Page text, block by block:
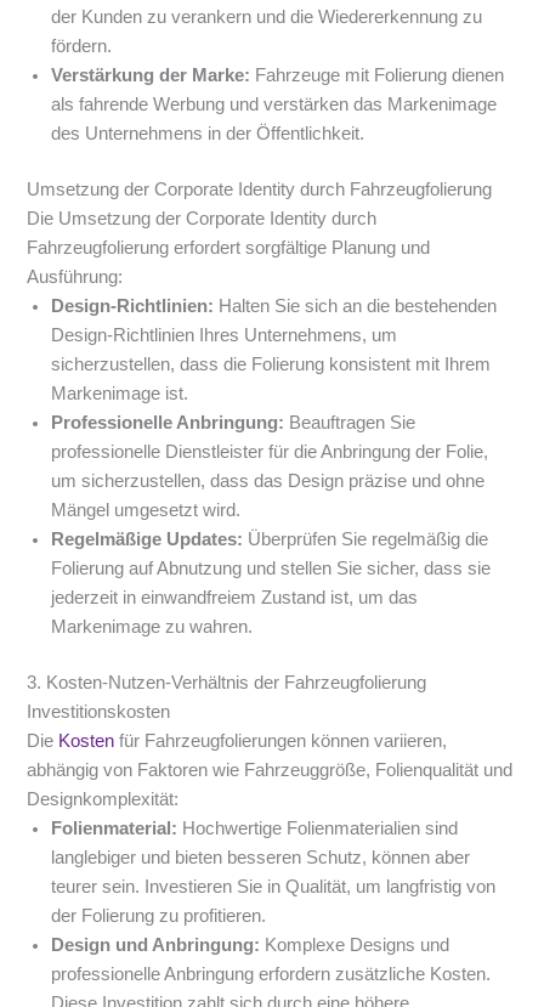
der Kunden zu verankern und die Wiedererkennung zu
fördern.
Verstärkung der Marke: Fahrzeuge mit Folierung dienen
als fahrende Werbung und verstärken das Markenimage
des Unternehmens in der Öffentlichkeit.
Umsetzung der Corporate Identity durch Fahrzeugfolierung
Die Umsetzung der Corporate Identity durch
Fahrzeugfolierung erfordert sorgfältige Planung und
Ausführung:
Design-Richtlinien: Halten Sie sich an die bestehenden
Design-Richtlinien Ihres Unternehmens, um
sicherzustellen, dass die Folierung konsistent mit Ihrem
Markenimage ist.
Professionelle Anbringung: Beauftragen Sie
professionelle Dienstleister für die Anbringung der Folie,
um sicherzustellen, dass das Design präzise und ohne
Mängel umgesetzt wird.
Regelmäßige Updates: Überprüfen Sie regelmäßig die
Folierung auf Abnutzung und stellen Sie sicher, dass sie
jederzeit in einwandfreiem Zustand ist, um das
Markenimage zu wahren.
3. Kosten-Nutzen-Verhältnis der Fahrzeugfolierung
Investitionskosten
Die Kosten für Fahrzeugfolierungen können variieren,
abhängig von Faktoren wie Fahrzeuggröße, Folienqualität und
Designkomplexität:
Folienmaterial: Hochwertige Folienmaterialien sind
langlebiger und bieten besseren Schutz, können aber
teurer sein. Investieren Sie in Qualität, um langfristig von
der Folierung zu profitieren.
Design und Anbringung: Komplexe Designs und
professionelle Anbringung erfordern zusätzliche Kosten.